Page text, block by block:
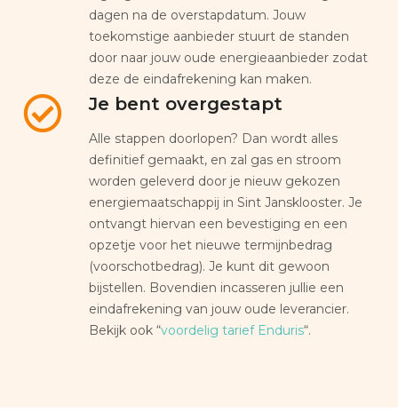
dagen na de overstapdatum. Jouw
toekomstige aanbieder stuurt de standen
door naar jouw oude energieaanbieder zodat
deze de eindafrekening kan maken.
Je bent overgestapt
Alle stappen doorlopen? Dan wordt alles
definitief gemaakt, en zal gas en stroom
worden geleverd door je nieuw gekozen
energiemaatschappij in Sint Jansklooster. Je
ontvangt hiervan een bevestiging en een
opzetje voor het nieuwe termijnbedrag
(voorschotbedrag). Je kunt dit gewoon
bijstellen. Bovendien incasseren jullie een
eindafrekening van jouw oude leverancier.
Bekijk ook “voordelig tarief Enduris“.